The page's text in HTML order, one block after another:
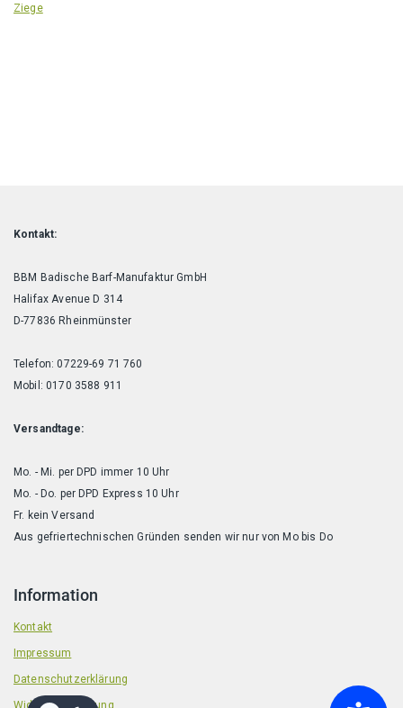
Ziege
Kontakt:
BBM Badische Barf-Manufaktur GmbH
Halifax Avenue D 314
D-77836 Rheinmünster
Telefon: 07229-69 71 760
Mobil: 0170 3588 911
Versandtage:
Mo. - Mi. per DPD immer 10 Uhr
Mo. - Do. per DPD Express 10 Uhr
Fr. kein Versand
Aus gefriertechnischen Gründen senden wir nur von Mo bis Do
Information
Kontakt
Impressum
Datenschutzerklärung
Widerrufsbelehrung